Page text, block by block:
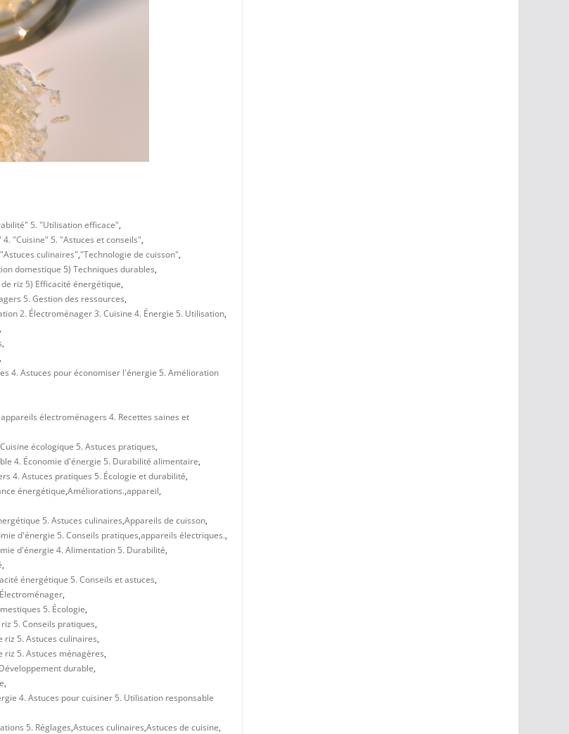
5. "Utilisation efficace",
"Cuisine" 5. "Astuces et conseils",
culinaires","Technologie de cuisson",
domestique 5) Techniques durables,
riz 5) Efficacité énergétique,
5. Gestion des ressources,
2. Électroménager 3. Cuisine 4. Énergie 5. Utilisation,
,
,
,
4. Astuces pour économiser l'énergie 5. Amélioration
électroménagers 4. Recettes saines et
écologique 5. Astuces pratiques,
4. Économie d'énergie 5. Durabilité alimentaire,
4. Astuces pratiques 5. Écologie et durabilité,
énergétique,Améliorations.,appareil,
5. Astuces culinaires,Appareils de cuisson,
d'énergie 5. Conseils pratiques,appareils électriques.,
d'énergie 4. Alimentation 5. Durabilité,
,
énergétique 5. Conseils et astuces,
,
5. Écologie,
5. Conseils pratiques,
riz 5. Astuces culinaires,
riz 5. Astuces ménagères,
durable,
,
4. Astuces pour cuisiner 5. Utilisation responsable
5. Réglages,Astuces culinaires,Astuces de cuisine,